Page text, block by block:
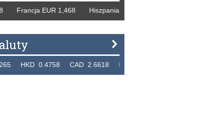
EUR 1,468 Hiszpania EUR 1,229 WB GBP 1,318
0.4758 CAD 2.6618 NZD 2.1914 SGD 2.9123